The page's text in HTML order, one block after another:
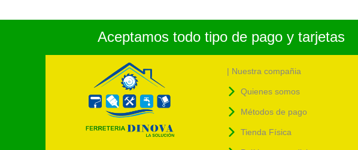
Aceptamos todo tipo de pago y tarjetas
| Nuestra compañia
Quienes somos
Métodos de pago
Tienda Física